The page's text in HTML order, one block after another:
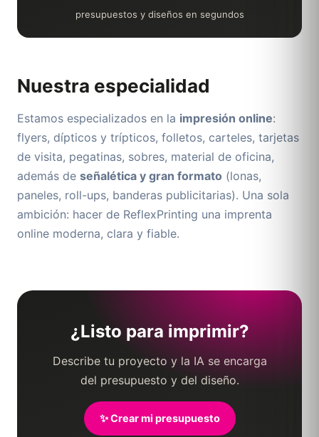
presupuestos y diseños en segundos
Nuestra especialidad
Estamos especializados en la impresión online:
flyers, dípticos y trípticos, folletos, carteles, tarjetas
de visita, pegatinas, sobres, material de oficina,
además de señalética y gran formato (lonas,
paneles, roll-ups, banderas publicitarias). Una sola
ambición: hacer de ReflexPrinting una imprenta
online moderna, clara y fiable.
¿Listo para imprimir?
Describe tu proyecto y la IA se encarga
del presupuesto y del diseño.
✨ Crear mi presupuesto